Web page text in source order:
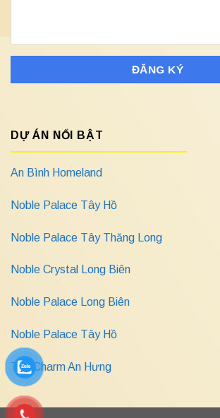
DỰ ÁN NỔI BẬT
An Bình Homeland
Noble Palace Tây Hồ
Noble Palace Tây Thăng Long
Noble Crystal Long Biên
Noble Palace Long Biên
Noble Palace Tây Hồ
The Charm An Hưng